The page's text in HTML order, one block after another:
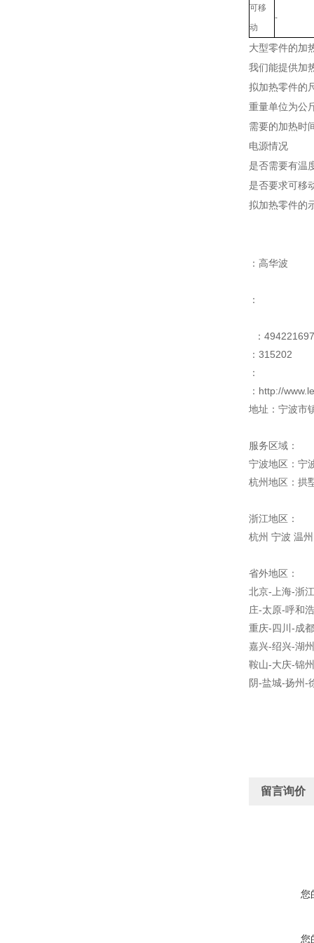
可移
动
-
大型零件的加
我们能提供加
拟加热零件的
重量单位为公
需要的加热时
电源情况
是否需要有温
是否要求可移
拟加热零件的
：高华波
：
：494221697
：315202
：
：http://
地址：宁波市
服务区域：
宁波地区：宁
杭州地区：拱
浙江地区：
杭州 宁波 温
省外地区：
北京-上海-浙
庄-太原-呼和
重庆-四川-成
嘉兴-绍兴-湖
鞍山-大庆-锦
阴-盐城-扬州-
留言询价
您
您